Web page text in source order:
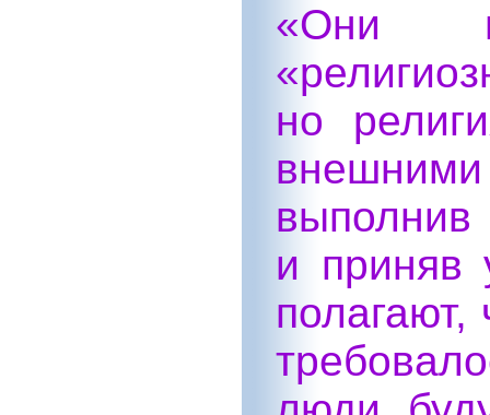
«Они
но
выполнив
и приняв
полагают,